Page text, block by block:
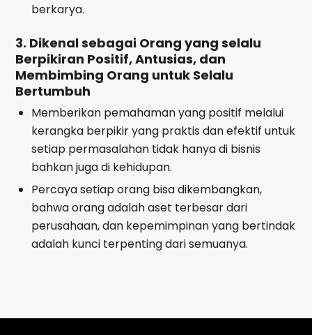
berkarya.
3. Dikenal sebagai Orang yang selalu
Berpikiran Positif, Antusias, dan
Membimbing Orang untuk Selalu
Bertumbuh
Memberikan pemahaman yang positif melalui
kerangka berpikir yang praktis dan efektif untuk
setiap permasalahan tidak hanya di bisnis
bahkan juga di kehidupan.
Percaya setiap orang bisa dikembangkan,
bahwa orang adalah aset terbesar dari
perusahaan, dan kepemimpinan yang bertindak
adalah kunci terpenting dari semuanya.